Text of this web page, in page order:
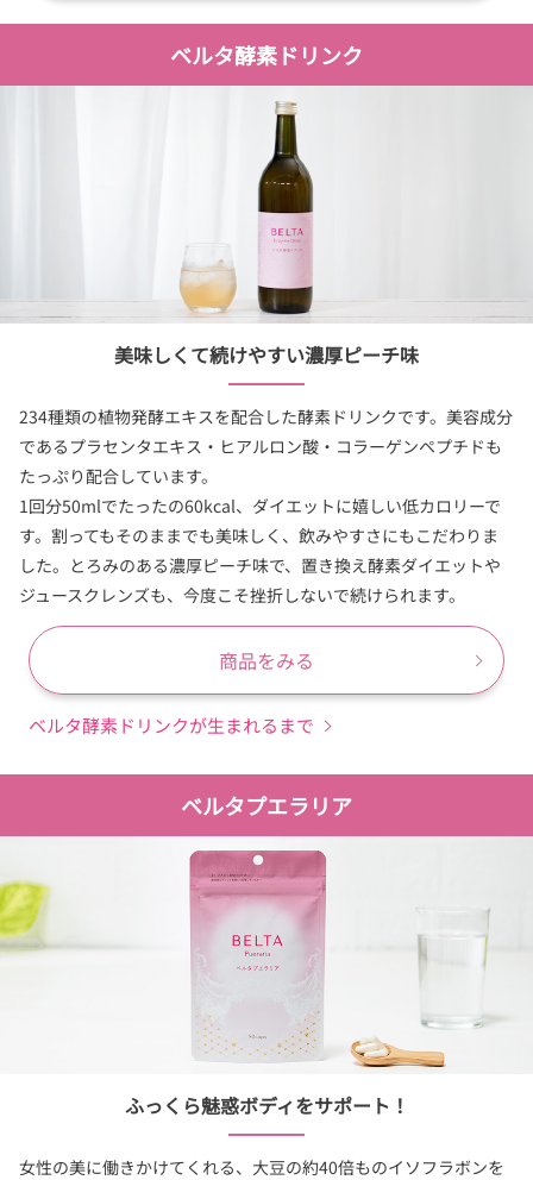
ベルタ酵素ドリンク
美味しくて続けやすい濃厚ピーチ味
234種類の植物発酵エキスを配合した酵素ドリンクです。美容成分
であるプラセンタエキス・ヒアルロン酸・コラーゲンペプチドも
たっぷり配合しています。
1回分50mlでたったの60kcal、ダイエットに嬉しい低カロリーで
す。割ってもそのままでも美味しく、飲みやすさにもこだわりま
した。とろみのある濃厚ピーチ味で、置き換え酵素ダイエットや
ジュースクレンズも、今度こそ挫折しないで続けられます。
商品をみる
ベルタ酵素ドリンクが生まれるまで
ベルタプエラリア
ふっくら魅惑ボディをサポート！
女性の美に働きかけてくれる、大豆の約40倍ものイソフラボンを